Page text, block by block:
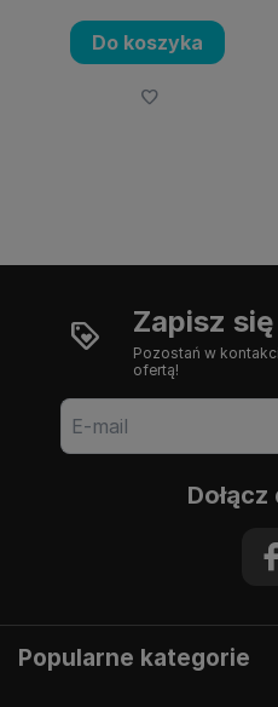
Do koszyka
Zapisz
Pozostań w
ofertą!
Popularne kategorie